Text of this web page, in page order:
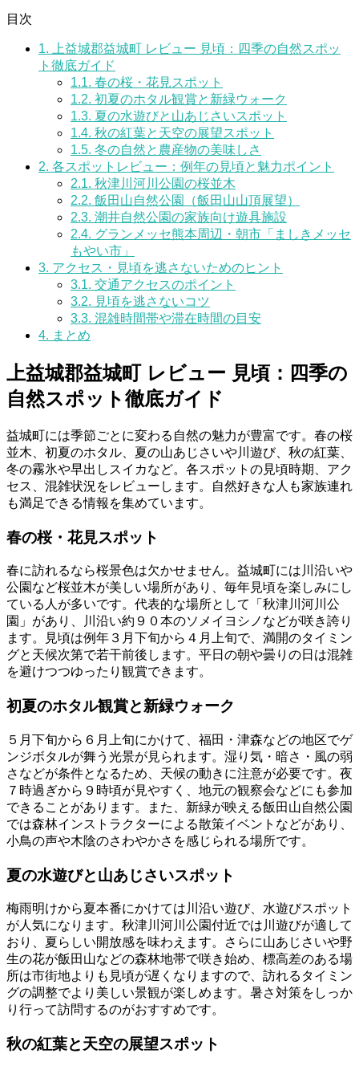
目次
1. 上益城郡益城町 レビュー 見頃：四季の自然スポッ
ト徹底ガイド
1.1. 春の桜・花見スポット
1.2. 初夏のホタル観賞と新緑ウォーク
1.3. 夏の水遊びと山あじさいスポット
1.4. 秋の紅葉と天空の展望スポット
1.5. 冬の自然と農産物の美味しさ
2. 各スポットレビュー：例年の見頃と魅力ポイント
2.1. 秋津川河川公園の桜並木
2.2. 飯田山自然公園（飯田山山頂展望）
2.3. 潮井自然公園の家族向け遊具施設
2.4. グランメッセ熊本周辺・朝市「ましきメッセ
もやい市」
3. アクセス・見頃を逃さないためのヒント
3.1. 交通アクセスのポイント
3.2. 見頃を逃さないコツ
3.3. 混雑時間帯や滞在時間の目安
4. まとめ
上益城郡益城町 レビュー 見頃：四季の
自然スポット徹底ガイド
益城町には季節ごとに変わる自然の魅力が豊富です。春の桜
並木、初夏のホタル、夏の山あじさいや川遊び、秋の紅葉、
冬の霧氷や早出しスイカなど。各スポットの見頃時期、アク
セス、混雑状況をレビューします。自然好きな人も家族連れ
も満足できる情報を集めています。
春の桜・花見スポット
春に訪れるなら桜景色は欠かせません。益城町には川沿いや
公園など桜並木が美しい場所があり、毎年見頃を楽しみにし
ている人が多いです。代表的な場所として「秋津川河川公
園」があり、川沿い約９０本のソメイヨシノなどが咲き誇り
ます。見頃は例年３月下旬から４月上旬で、満開のタイミン
グと天候次第で若干前後します。平日の朝や曇りの日は混雑
を避けつつゆったり観賞できます。
初夏のホタル観賞と新緑ウォーク
５月下旬から６月上旬にかけて、福田・津森などの地区でゲ
ンジボタルが舞う光景が見られます。湿り気・暗さ・風の弱
さなどが条件となるため、天候の動きに注意が必要です。夜
７時過ぎから９時頃が見やすく、地元の観察会などにも参加
できることがあります。また、新緑が映える飯田山自然公園
では森林インストラクターによる散策イベントなどがあり、
小鳥の声や木陰のさわやかさを感じられる場所です。
夏の水遊びと山あじさいスポット
梅雨明けから夏本番にかけては川沿い遊び、水遊びスポット
が人気になります。秋津川河川公園付近では川遊びが適して
おり、夏らしい開放感を味わえます。さらに山あじさいや野
生の花が飯田山などの森林地帯で咲き始め、標高差のある場
所は市街地よりも見頃が遅くなりますので、訪れるタイミン
グの調整でより美しい景観が楽しめます。暑さ対策をしっか
り行って訪問するのがおすすめです。
秋の紅葉と天空の展望スポット